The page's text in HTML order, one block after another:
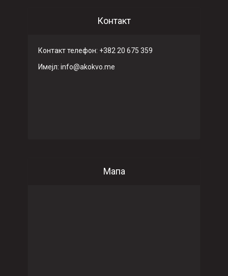
Контакт
Контакт телефон: +382 20 675 359
Имeјл: info@akokvo.me
Мапа